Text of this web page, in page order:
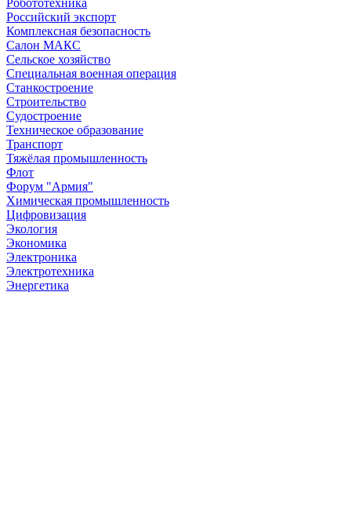
Российский экспорт
Комплексная безопасность
Салон МАКС
Сельское хозяйство
Специальная военная операция
Станкостроение
Строительство
Судостроение
Техническое образование
Транспорт
Тяжёлая промышленность
Флот
Форум "Армия"
Химическая промышленность
Цифровизация
Экология
Экономика
Электроника
Электротехника
Энергетика